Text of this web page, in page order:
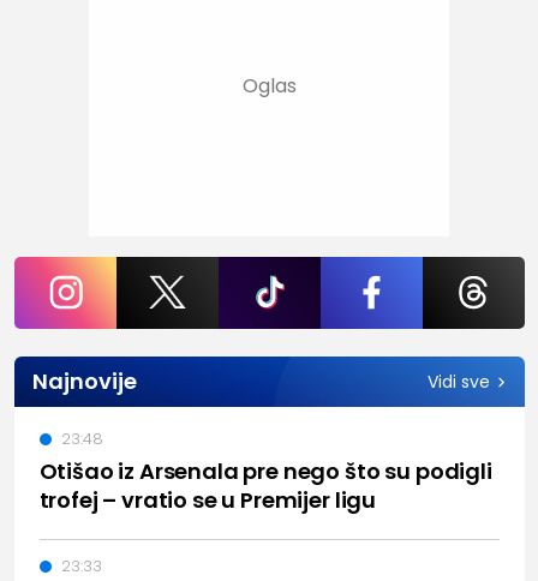
Najnovije Vidi sve
Otišao iz Arsenala pre nego što su podigli
trofej – vratio se u Premijer ligu
23:48
23:33